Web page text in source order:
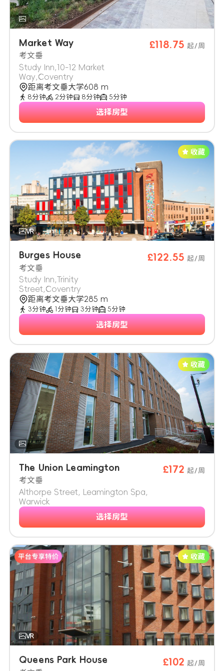
Market Way
考文垂
Study Inn,10-12 Market
Way,Coventry
£118.75 起/周
距离考文垂大学608 m
8分钟 2分钟 8分钟 5分钟
选择房型
Burges House
考文垂
Study Inn,Trinity
Street,Coventry
£122.55 起/周
距离考文垂大学285 m
3分钟 1分钟 3分钟 5分钟
选择房型
The Union Leamington
考文垂
Althorpe Street, Leamington Spa,
Warwick
£172 起/周
选择房型
Queens Park House £102 起/周